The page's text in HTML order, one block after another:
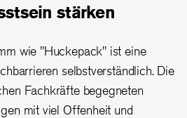
stärken
wie "Huckepack" ist eine
selbstverständlich. Die
Fachkräfte begegneten
mit viel Offenheit und